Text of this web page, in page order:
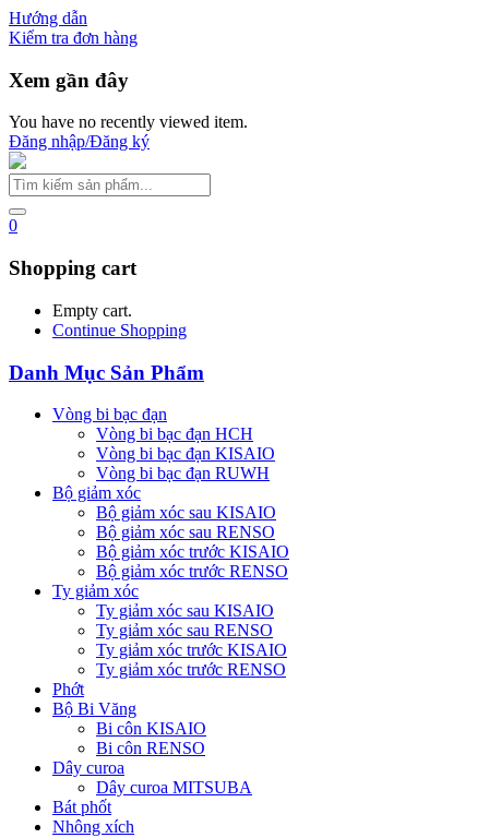
Hướng dẫn
Kiểm tra đơn hàng
Xem gần đây
You have no recently viewed item.
Đăng nhập/Đăng ký
0
Shopping cart
Empty cart.
Continue Shopping
Danh Mục Sản Phẩm
Vòng bi bạc đạn
Vòng bi bạc đạn HCH
Vòng bi bạc đạn KISAIO
Vòng bi bạc đạn RUWH
Bộ giảm xóc
Bộ giảm xóc sau KISAIO
Bộ giảm xóc sau RENSO
Bộ giảm xóc trước KISAIO
Bộ giảm xóc trước RENSO
Ty giảm xóc
Ty giảm xóc sau KISAIO
Ty giảm xóc sau RENSO
Ty giảm xóc trước KISAIO
Ty giảm xóc trước RENSO
Phớt
Bộ Bi Văng
Bi côn KISAIO
Bi côn RENSO
Dây curoa
Dây curoa MITSUBA
Bát phốt
Nhông xích